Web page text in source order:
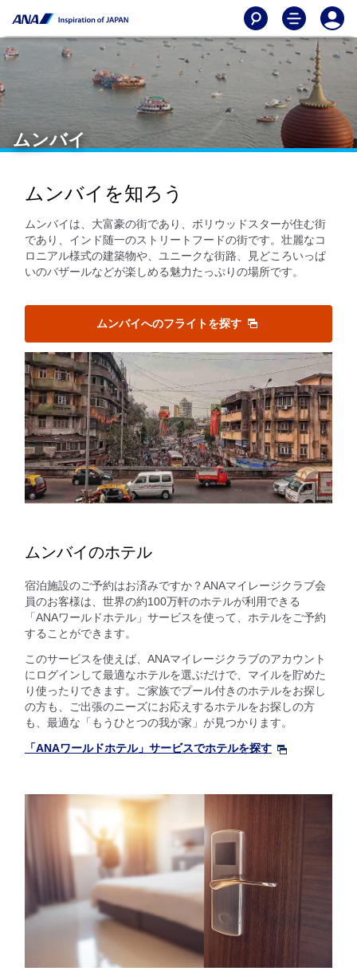
ムンバイ
ムンバイを知ろう
ムンバイは、大富豪の街であり、ボリウッドスターが住む街
であり、インド随一のストリートフードの街です。壮麗なコ
ロニアル様式の建築物や、ユニークな街路、見どころいっぱ
いのバザールなどが楽しめる魅力たっぷりの場所です。
ムンバイへのフライトを探す
ムンバイのホテル
宿泊施設のご予約はお済みですか？ANAマイレージクラブ会
員のお客様は、世界の約100万軒のホテルが利用できる
「ANAワールドホテル」サービスを使って、ホテルをご予約
することができます。
このサービスを使えば、ANAマイレージクラブのアカウント
にログインして最適なホテルを選ぶだけで、マイルを貯めた
り使ったりできます。ご家族でプール付きのホテルをお探し
の方も、ご出張のニーズにお応えするホテルをお探しの方
も、最適な「もうひとつの我が家」が見つかります。
「ANAワールドホテル」サービスでホテルを探す